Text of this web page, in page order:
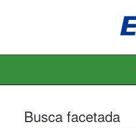
Busca facetada